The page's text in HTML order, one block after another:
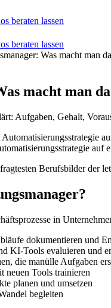
beraten lassen
beraten lassen
Was macht man
macht man
Aufgaben, Gehalt,
Berufsbilder der
in
dokumentieren und
KI-Tools evaluieren und
die manülle Aufgaben
neuen Tools trainieren
planen und umsetzen
begleiten